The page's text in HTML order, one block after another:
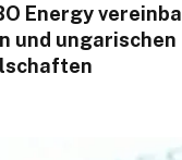
Energy
und ungarischen